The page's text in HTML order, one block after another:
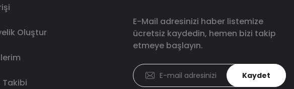
Oluştur
Takibi
E-Mail adresinizi haber listemize
ücretsiz kaydedin, hemen bizi takip
etmeye başlayın.
Kaydet